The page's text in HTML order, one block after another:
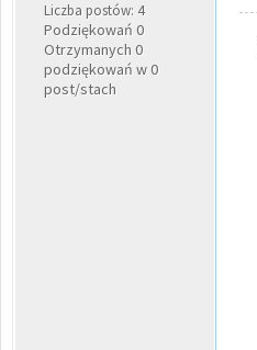
Liczba postów: 4
Podziękowań 0
Otrzymanych 0
podziękowań w 0
post/stach